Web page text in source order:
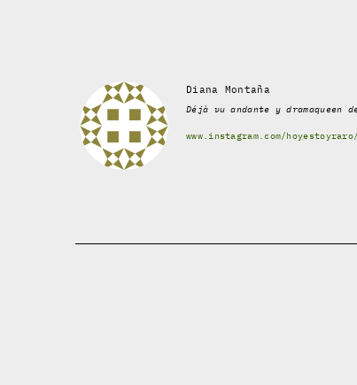
Diana Montaña
Déjà vu andante y
www.instagram.com/hoyestoyraro/